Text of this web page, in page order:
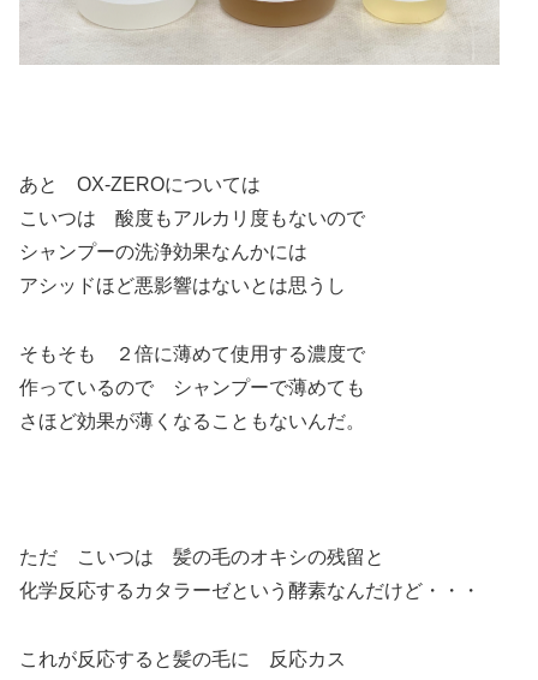
あと OX-ZEROについては
こいつは 酸度もアルカリ度もないので
シャンプーの洗浄効果なんかには
アシッドほど悪影響はないとは思うし
そもそも ２倍に薄めて使用する濃度で
作っているので シャンプーで薄めても
さほど効果が薄くなることもないんだ。
ただ こいつは 髪の毛のオキシの残留と
化学反応するカタラーゼという酵素なんだけど・・・
これが反応すると髪の毛に 反応カス